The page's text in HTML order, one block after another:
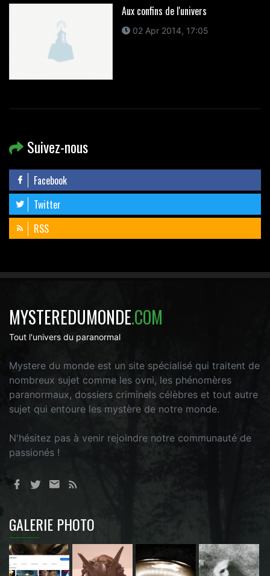
Aux confins de l'univers
02 Apr 2014, 17:05
Suivez-nous
Facebook
Twitter
RSS
MYSTEREDUMONDE.COM
Tout l'univers du paranormal
Mystere du monde est un site spécialisé qui traitent de
nombreux sujet comme les ovni, les phénomères
paranormaux, dossiers criminels célèbres et tout autre
sujet qui entoure les mystère de notre monde.
N'hésitez pas à venir rejoindre notre communauté de
passionés !
GALERIE PHOTO